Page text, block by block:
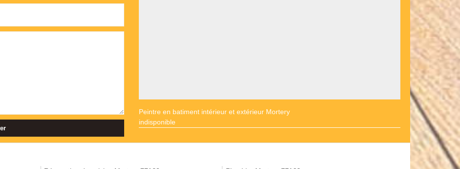
Peintre en batiment intérieur et extérieur Mortery
indisponible